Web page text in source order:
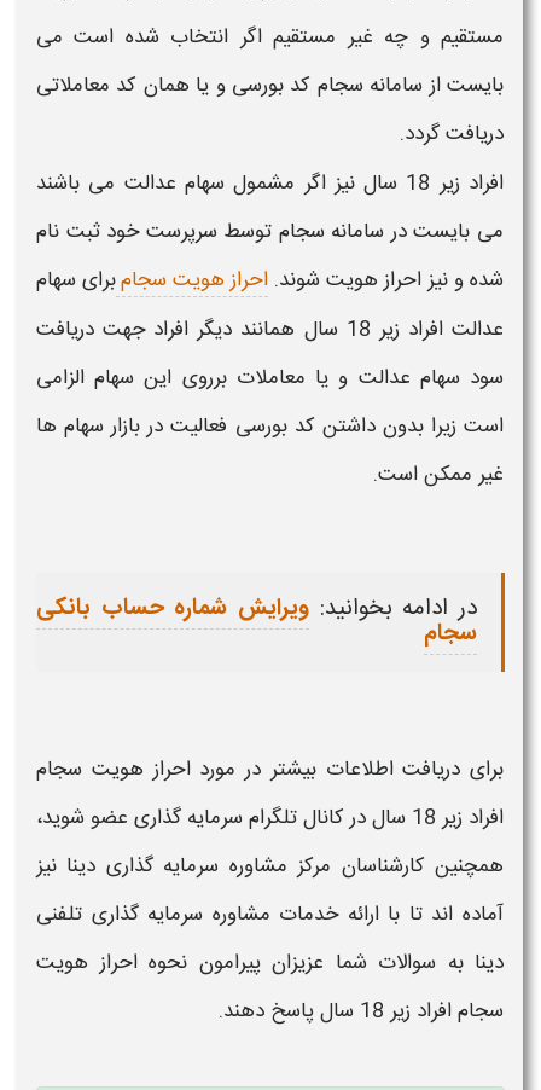
مستقیم و چه غیر مستقیم اگر انتخاب شده است می
بایست از سامانه سجام کد بورسی و یا همان کد معاملاتی
دریافت گردد.
افراد زیر 18 سال
نیز اگر مشمولسهام عدالت می باشند
می بایست در سامانه سجام توسط سرپرست خود ثبت نام
شده و نیزاحراز هویت شوند. احراز هویت سجامبرای سهام
عدالت افراد زیر 18 سال
همانند دیگر افراد جهت دریافت
سود سهام عدالت و یا معاملات برروی این سهام الزامی
است زیرا بدون داشتن کد بورسی فعالیت در بازار سهام ها
غیر ممکن است.
در ادامه بخوانید: ویرایش شماره حساب بانکی
سجام
برای دریافت اطلاعات بیشتر در مورداحراز هویت سجام
افراد زیر 18 سال
در کانال تلگرام سرمایه گذاری عضو شوید،
همچنین کارشناسان مرکز مشاوره سرمایه گذاری دینا نیز
آماده اند تا با ارائه خدمات مشاوره سرمایه گذاری تلفنی
دینا به سوالات شما عزیزان پیرامون نحوه احراز هویت
سجام افراد زیر 18 سال
پاسخ دهند.